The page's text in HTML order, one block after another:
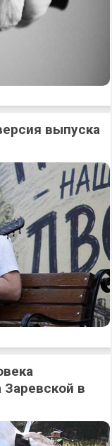
выпуска
в